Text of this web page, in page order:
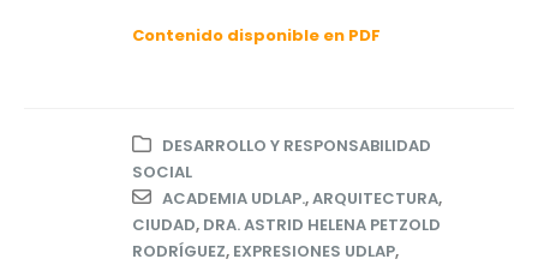
Contenido disponible en PDF
DESARROLLO Y RESPONSABILIDAD
SOCIAL
ACADEMIA UDLAP.,ARQUITECTURA,
CIUDAD, DRA. ASTRID HELENA PETZOLD
RODRÍGUEZ, EXPRESIONES UDLAP,